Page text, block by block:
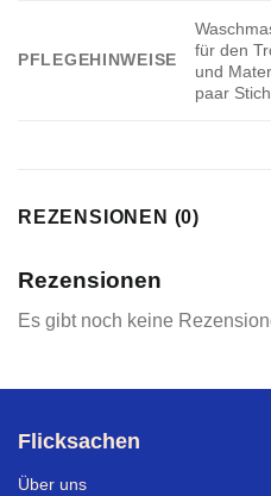
PFLEGEHINWEISE
für den
und
paar
REZENSIONEN (0)
Rezensionen
Es gibt noch keine
Flicksachen
Über uns